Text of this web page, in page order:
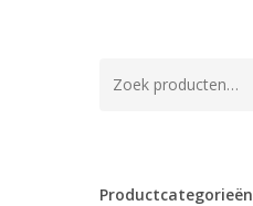
Productcategorieën